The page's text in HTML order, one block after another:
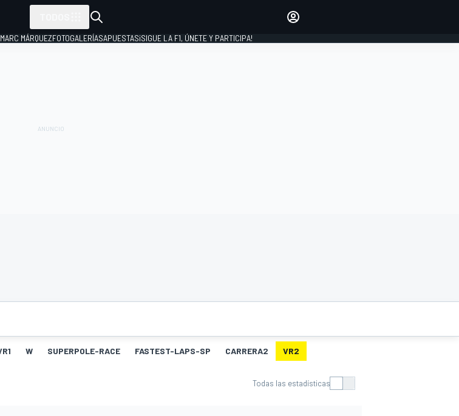
MARC MÁRQUEZFOTOGALERÍASAPUESTAS¡SIGUE LA F1, ÚNETE Y PARTICIPA!
W SUPERPOLE-RACE FASTEST-LAPS-SP CARRERA2 VR2
Todas las estadísticas